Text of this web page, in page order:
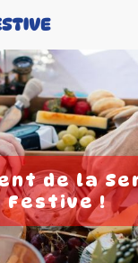
de la
Festive !